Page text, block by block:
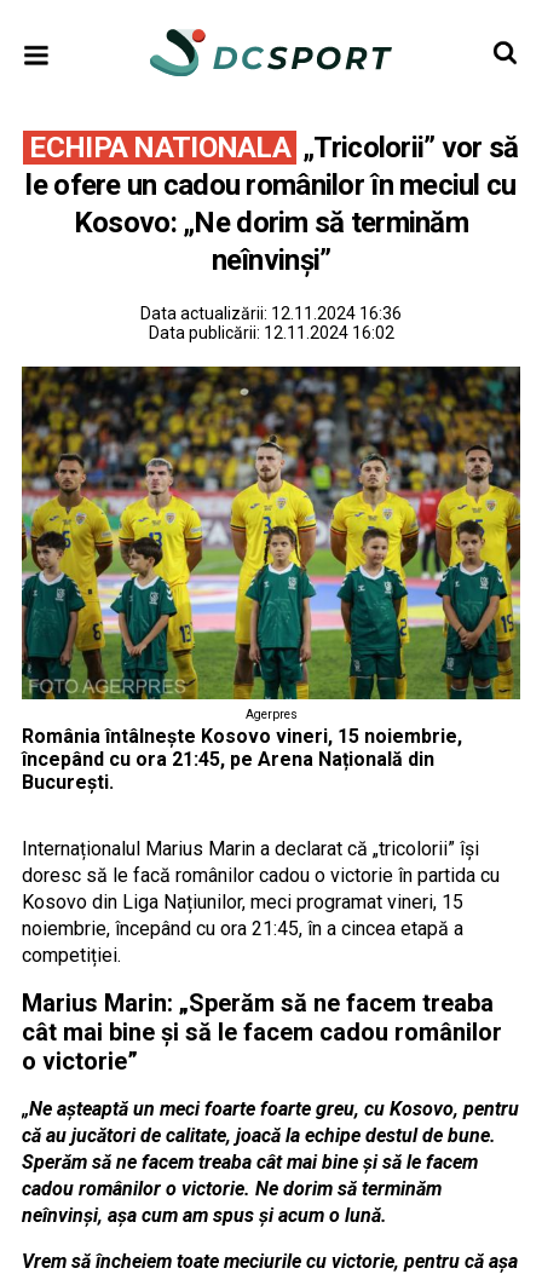
ECHIPA NATIONALA „Tricolorii” vor să
le ofere un cadou românilor în meciul cu
Kosovo: „Ne dorim să terminăm
neînvinși”
Data actualizării: 12.11.2024 16:36
Data publicării: 12.11.2024 16:02
Agerpres
România întâlnește Kosovo vineri, 15 noiembrie,
începând cu ora 21:45, pe Arena Națională din
București.
Internaționalul Marius Marin a declarat că „tricolorii” își
doresc să le facă românilor cadou o victorie în partida cu
Kosovo din Liga Națiunilor, meci programat vineri, 15
noiembrie, începând cu ora 21:45, în a cincea etapă a
competiției.
Marius Marin: „Sperăm să ne facem treaba
cât mai bine și să le facem cadou românilor
o victorie”
„Ne așteaptă un meci foarte foarte greu, cu Kosovo, pentru
că au jucători de calitate, joacă la echipe destul de bune.
Sperăm să ne facem treaba cât mai bine și să le facem
cadou românilor o victorie. Ne dorim să terminăm
neînvinși, așa cum am spus și acum o lună.
Vrem să încheiem toate meciurile cu victorie, pentru că așa